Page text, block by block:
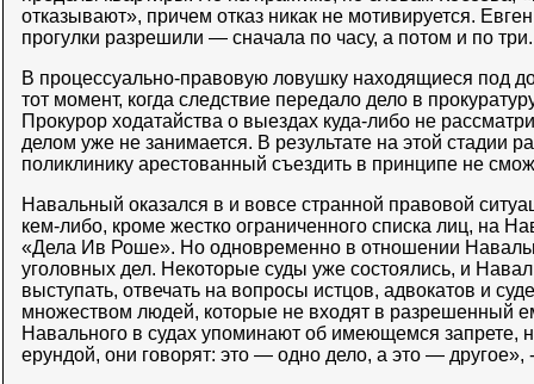
отказывают», причем отказ никак не мотивируется.
прогулки разрешили — сначала по часу, а потом и по три.
В процессуально-правовую ловушку находящиеся под
тот момент, когда следствие передало дело в
Прокурор ходатайства о выездах куда-либо не
делом уже не занимается. В результате на этой стадии
поликлинику арестованный съездить в принципе не
Навальный оказался в и вовсе странной правовой
кем-либо, кроме жестко ограниченного списка лиц, на
«Дела Ив Роше». Но одновременно в отношении
уголовных дел. Некоторые суды уже состоялись, и
выступать, отвечать на вопросы истцов, адвокатов и
множеством людей, которые не входят в разрешенный
Навального в судах упоминают об имеющемся запрете,
ерундой, они говорят: это — одно дело, а это — другое»,